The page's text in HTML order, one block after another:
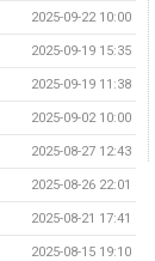
2025-09-22 10:00
2025-09-19 15:35
2025-09-19 11:38
2025-09-02 10:00
2025-08-27 12:43
2025-08-26 22:01
2025-08-21 17:41
2025-08-15 19:10